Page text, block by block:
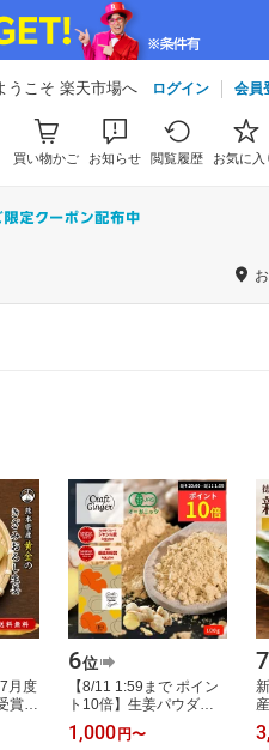
うこそ 楽天市場へ ログイン 会員
買い物かご お知らせ 閲覧履歴 お気に入
月度
賞》
生
得
6位
【8/11 1:59まで ポイン
ト10倍】生姜パウダー
オーガニック 100g 有機
JAS認証 無添加 ジンジ
1,000 円〜
7